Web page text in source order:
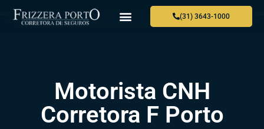
(31) 3643-1000
Motorista CNH
Corretora F Porto